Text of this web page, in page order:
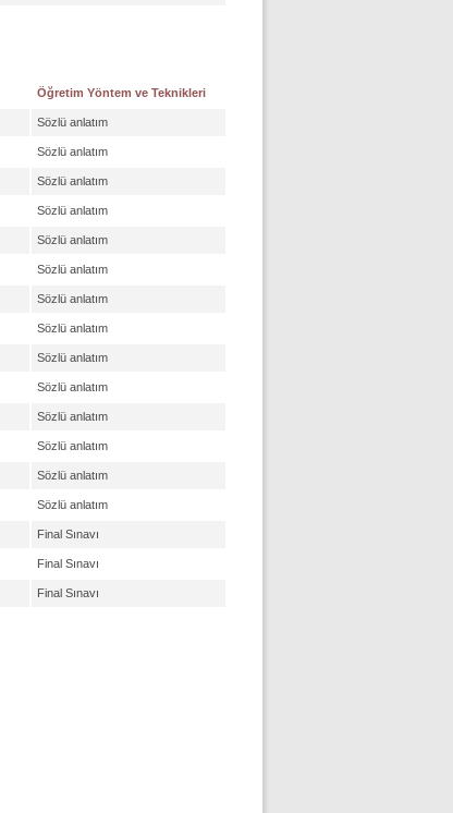
Öğretim Yöntem ve Teknikleri
Sözlü anlatım
Sözlü anlatım
Sözlü anlatım
Sözlü anlatım
Sözlü anlatım
Sözlü anlatım
Sözlü anlatım
Sözlü anlatım
Sözlü anlatım
Sözlü anlatım
Sözlü anlatım
Sözlü anlatım
Sözlü anlatım
Sözlü anlatım
Final Sınavı
Final Sınavı
Final Sınavı